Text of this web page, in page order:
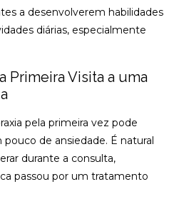
a desenvolverem habilidades
diárias, especialmente
Primeira Visita a uma
pela primeira vez pode
de ansiedade. É natural
durante a consulta,
passou por um tratamento
E TÉCNICAS
VISUAL